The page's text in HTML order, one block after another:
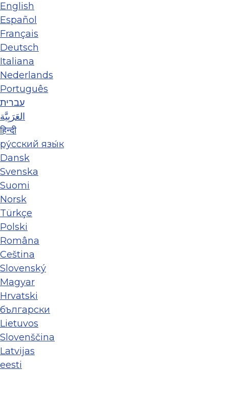
English
Español
Français
Deutsch
Italiana
Nederlands
Português
עברית
العَرَبِيَّة
हिन्दी
ру́сский язы́к
Dansk
Svenska
Suomi
Norsk
Türkçe
Polski
Româna
Ceština
Slovenský
Magyar
Hrvatski
български
Lietuvos
Slovenščina
Latvijas
eesti